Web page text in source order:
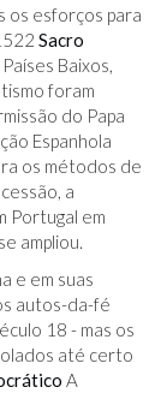
os esforços para
Sacro
Baixos,
foram
do Papa
Espanhola
os métodos de
a
Portugal em
ampliou.
e em suas
autos-da-fé
18 - mas os
até certo
A